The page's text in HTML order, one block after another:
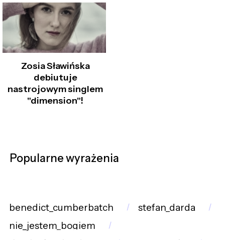
Zosia Sławińska
debiutuje
nastrojowym singlem
"dimension"!
Popularne wyrażenia
benedict_cumberbatch
stefan_darda
nie_jestem_bogiem